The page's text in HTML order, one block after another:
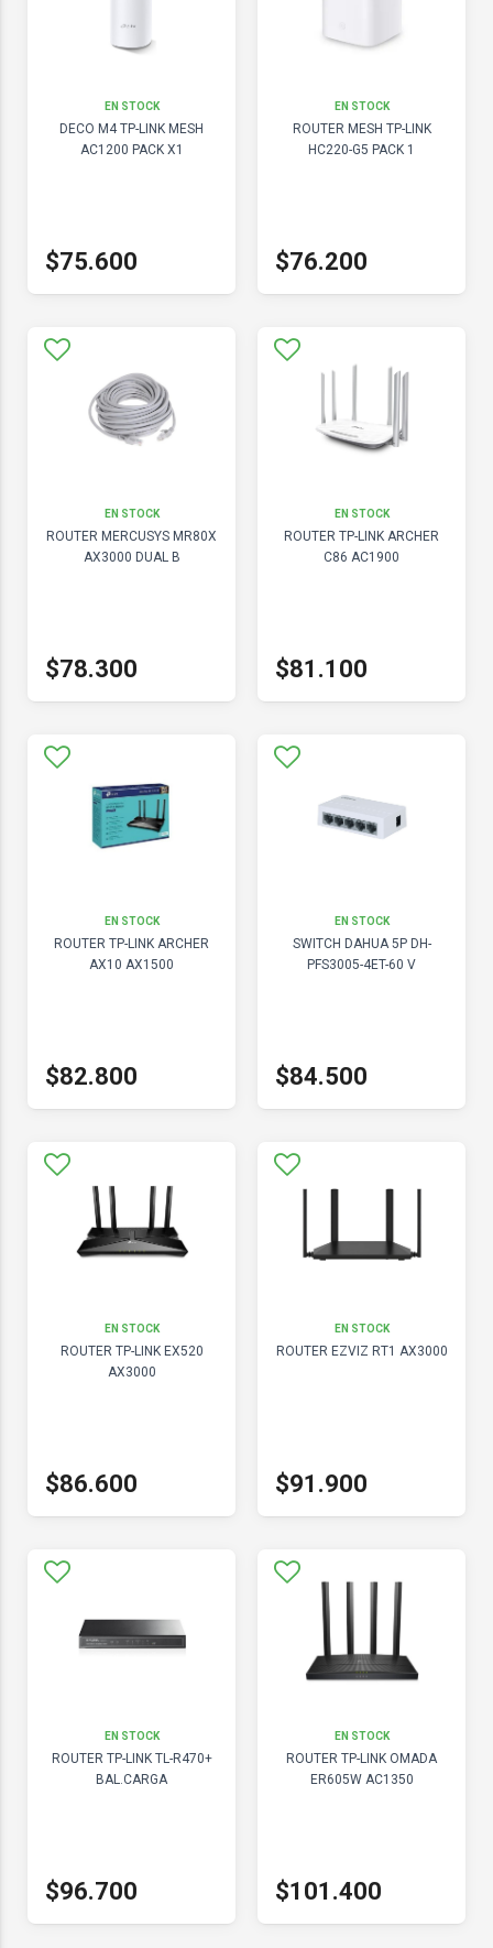
EN STOCK
DECO M4 TP-LINK MESH
AC1200 PACK X1
$75.600
EN STOCK
ROUTER MESH TP-LINK
HC220-G5 PACK 1
$76.200
EN STOCK
ROUTER MERCUSYS MR80X
AX3000 DUAL B
$78.300
EN STOCK
ROUTER TP-LINK ARCHER
C86 AC1900
$81.100
EN STOCK
ROUTER TP-LINK ARCHER
AX10 AX1500
$82.800
EN STOCK
SWITCH DAHUA 5P DH-
PFS3005-4ET-60 V
$84.500
EN STOCK
ROUTER TP-LINK EX520
AX3000
$86.600
EN STOCK
ROUTER EZVIZ RT1 AX3000
$91.900
EN STOCK
ROUTER TP-LINK TL-R470+
BAL.CARGA
$96.700
EN STOCK
ROUTER TP-LINK OMADA
ER605W AC1350
$101.400